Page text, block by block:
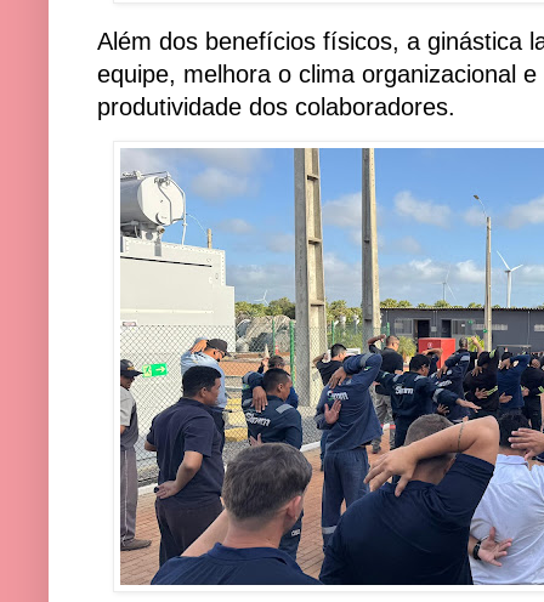
Além dos benefícios físicos, a ginástica
equipe, melhora o clima organizacional
produtividade dos colaboradores.